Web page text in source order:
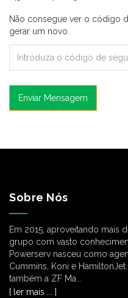
Não consegue ver o código
gerar um novo.
Enviar Mensagem
Sobre Nós
Em 2015, aproveitando mais
grupo com vasto
Powerserv nasceu como
Cummins, Koni e
também a ZF Ma...
[ ler mais ... ]